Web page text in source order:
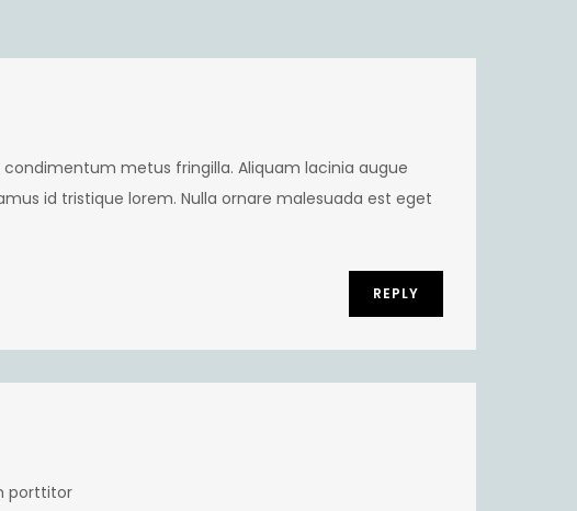
metus fringilla. Aliquam lacinia augue
id tristique lorem. Nulla ornare malesuada est eget
REPLY
porttitor